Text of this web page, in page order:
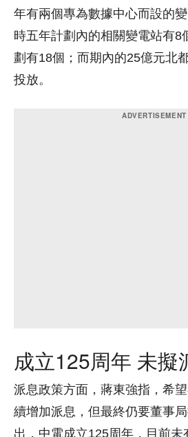
年有兩個專為數據中心而設的
時五年計劃內的相關變電站有8
劃有18個；而期內的25億元北
投放。
成立125周年 未擬
派息政策方面，蔣東強指，希
續增加派息，但最終仍要董事
出，中電成立125周年，目前未